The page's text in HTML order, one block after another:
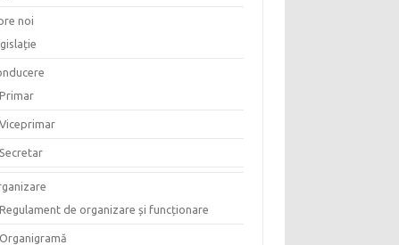
noi
Primar
Viceprimar
Secretar
Regulament de organizare și funcționare
Organigramă